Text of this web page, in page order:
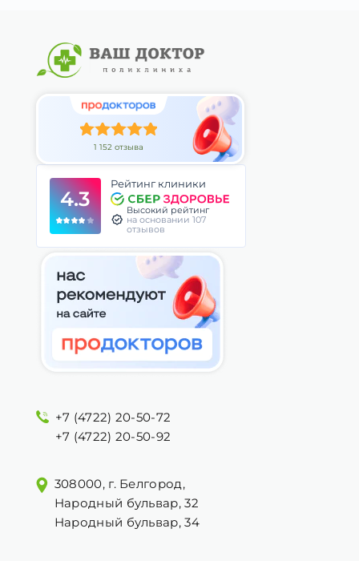
1 152 отзыва
4.3
Рейтинг клиники
Высокий рейтинг
на основании 107
отзывов
+7 (4722) 20-50-72
+7 (4722) 20-50-92
308000, г. Белгород,
Народный бульвар, 32
Народный бульвар, 34